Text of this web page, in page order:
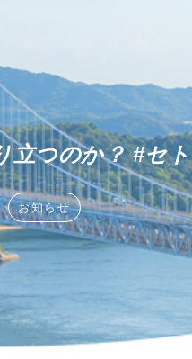
立つのか？ #セ
お知らせ